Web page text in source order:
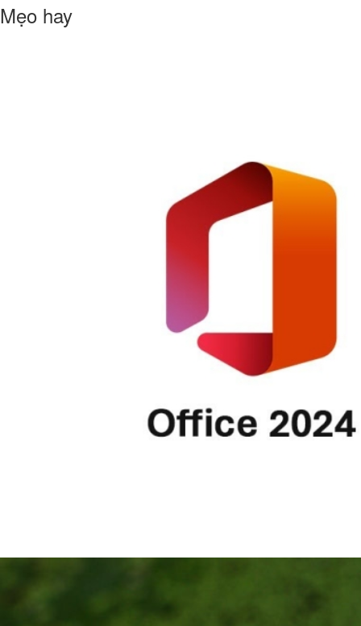
Mẹo hay